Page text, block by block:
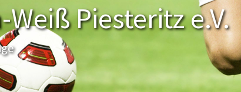
Weiß Piesteritz e.V.